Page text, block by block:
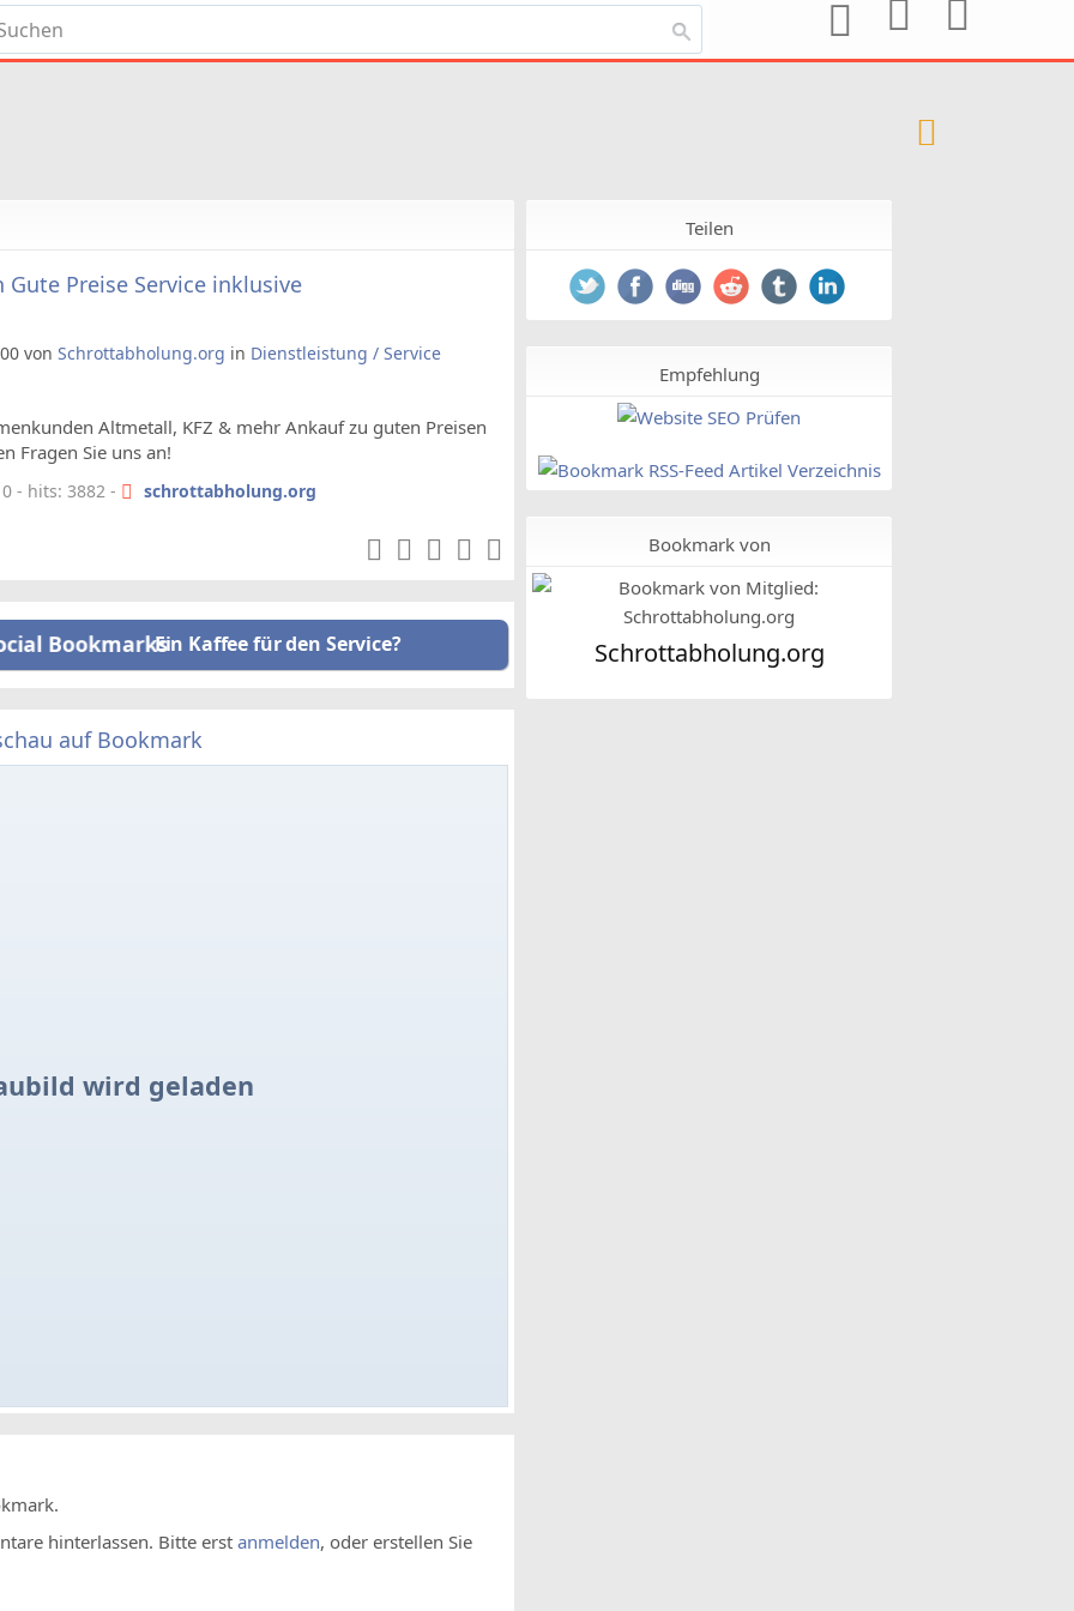
Preise Service inklusive
von Schrottabholung.org in Dienstleistung / Service
Altmetall, KFZ & mehr Ankauf zu guten Preisen
Fragen Sie uns an!
- hits: 3882 - schrottabholung.org
Ein Kaffee für den Service?
auf Bookmark
wird geladen
hinterlassen. Bitte erst anmelden, oder erstellen Sie
Teilen
Empfehlung
Bookmark von
Schrottabholung.org